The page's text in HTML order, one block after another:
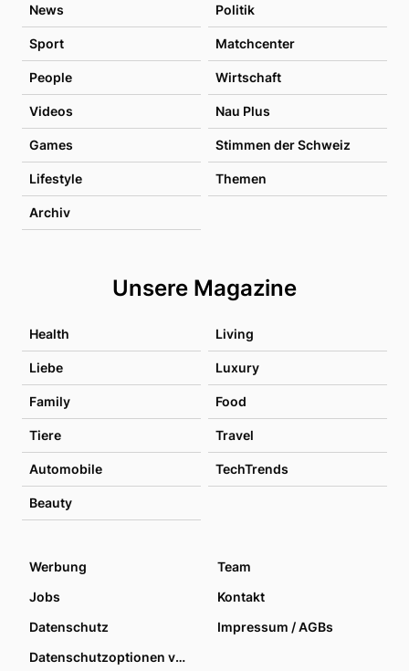
News Politik
Sport Matchcenter
People Wirtschaft
Videos Nau Plus
Games Stimmen der Schweiz
Lifestyle Themen
Archiv
Unsere Magazine
Health Living
Liebe Luxury
Family Food
Tiere Travel
Automobile TechTrends
Beauty
Werbung
Team
Jobs
Kontakt
Datenschutz
Impressum / AGBs
Datenschutzoptionen verwalten